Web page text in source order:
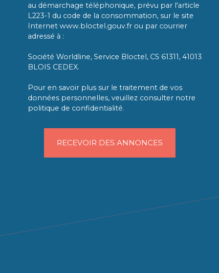
au démarchage téléphonique, prévu par l'article
L223-1 du code de la consommation, sur le site
Internet www.bloctel.gouv.fr ou par courrier
adressé à :
Société Worldline, Service Bloctel, CS 61311, 41013
BLOIS CEDEX.
Pour en savoir plus sur le traitement de vos
données personnelles, veuillez consulter notre
politique de confidentialité.
RECEVOIR DES ANNONCES